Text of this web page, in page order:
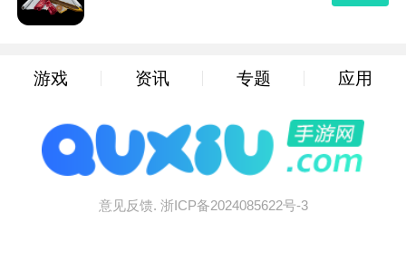
游戏 资讯 专题 应用
意见反馈. 浙ICP备2024085622号-3